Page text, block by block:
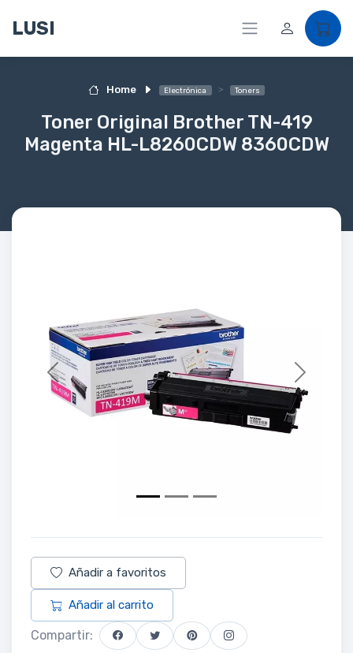
LUSI
Home Electrónica Toners
Toner Original Brother TN-419
Magenta HL-L8260CDW 8360CDW
Previous Next
Añadir a favoritos
Añadir al carrito
Compartir: